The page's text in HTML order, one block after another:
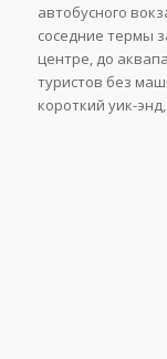
автобусного
соседние термы
центре, до
туристов без
короткий уик-